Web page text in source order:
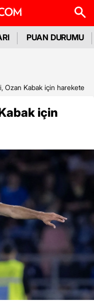
PUAN DURUMU
Ozan Kabak için harekete
için